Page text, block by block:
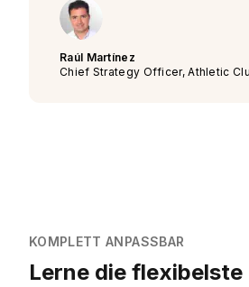
Raúl Martínez
Chief Strategy Officer, Athletic
KOMPLETT ANPASSBAR
Lerne die